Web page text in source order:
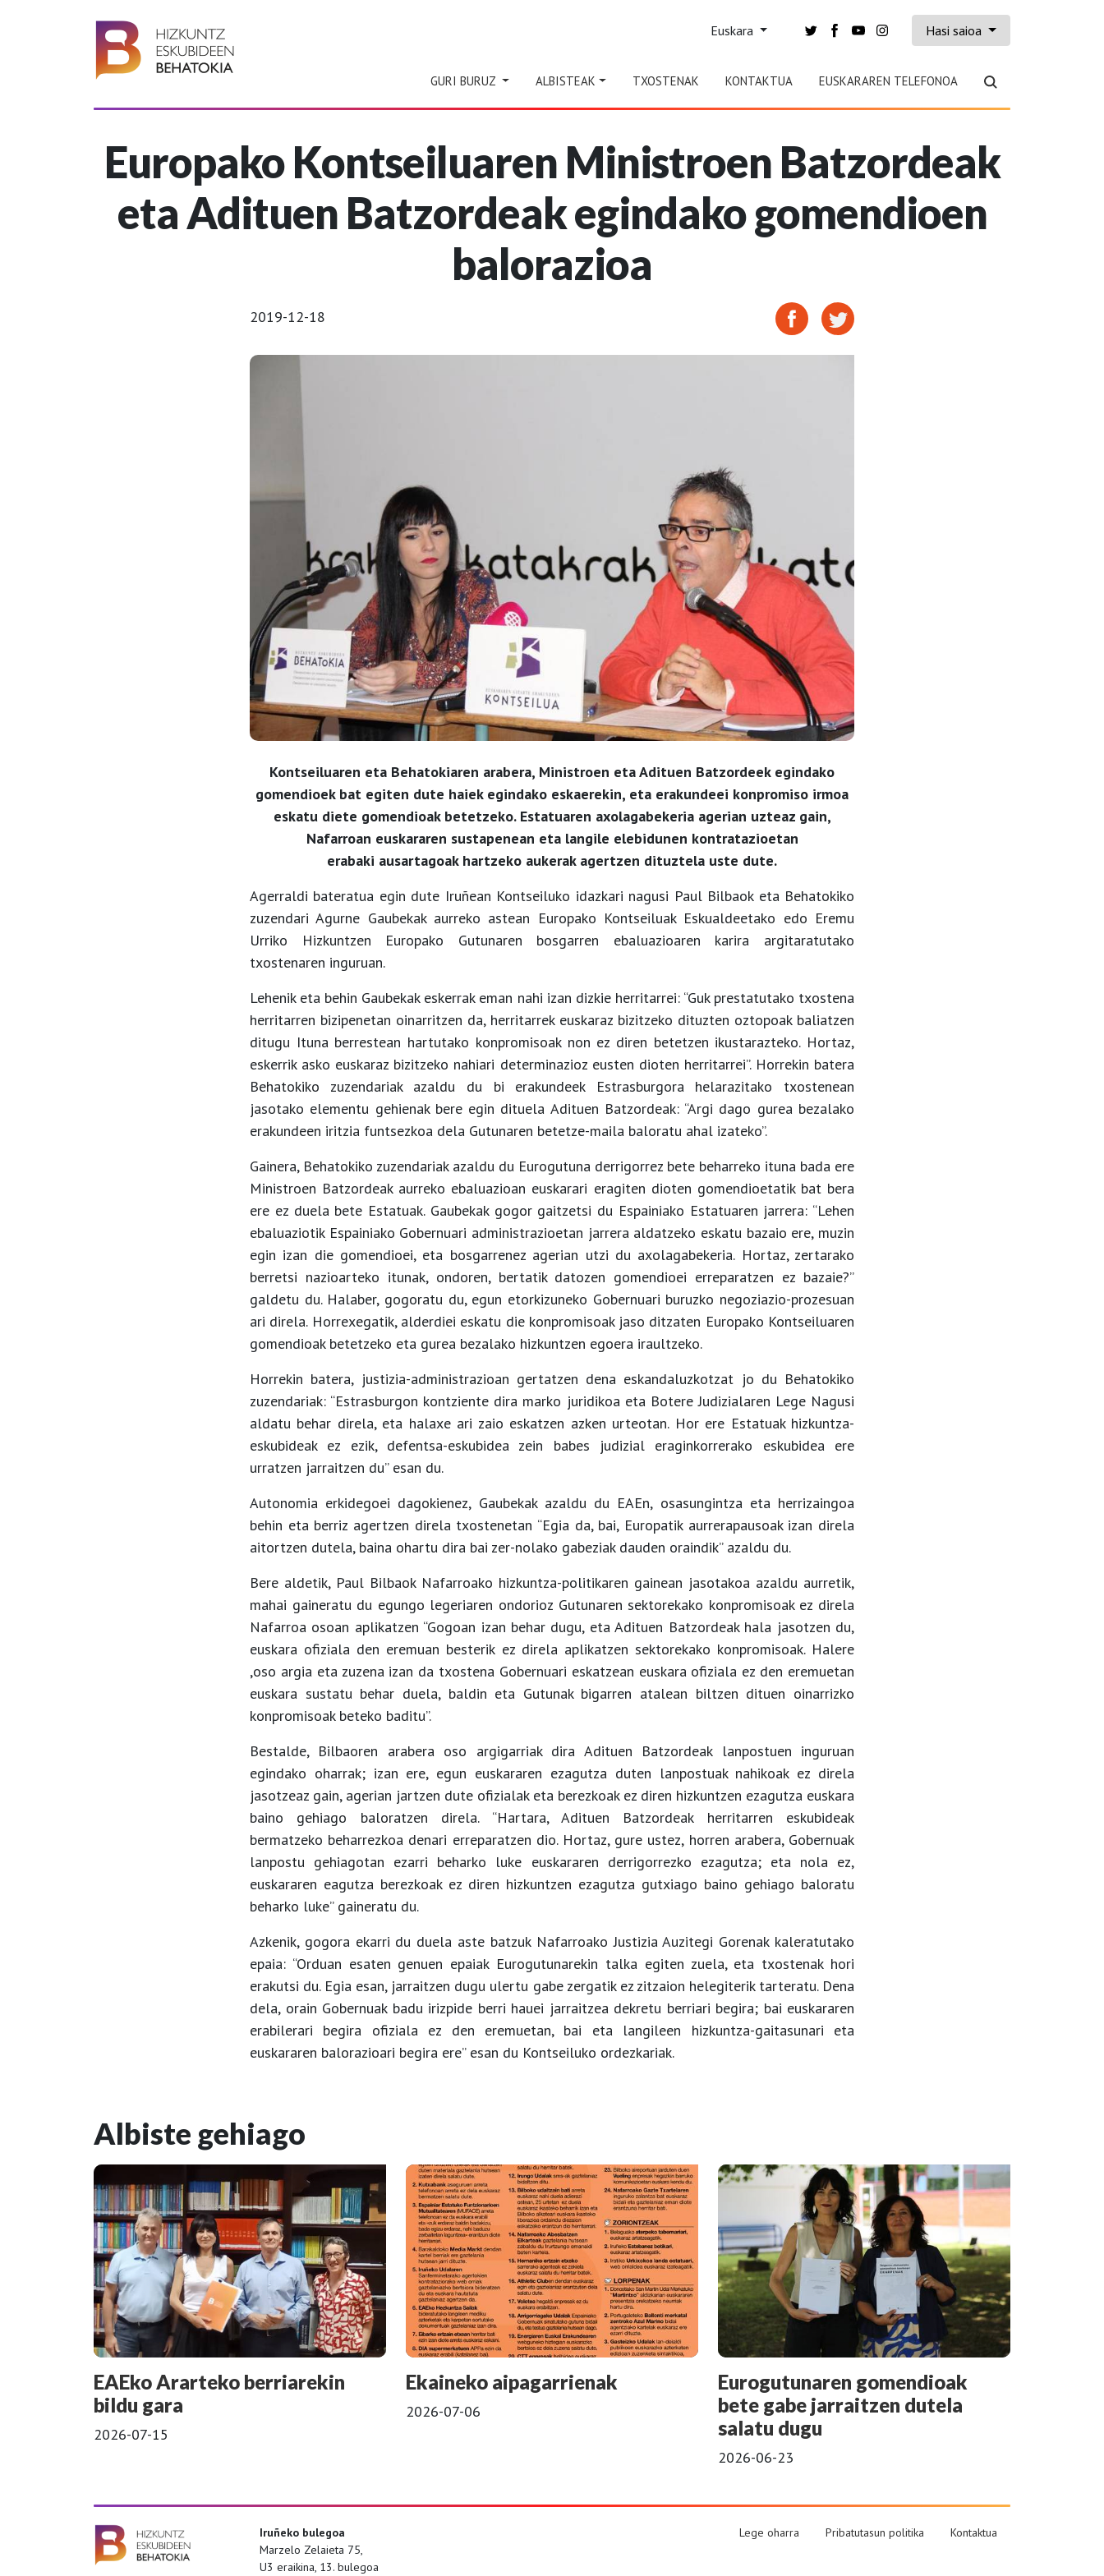
Euskara Hasi saioa
GURI BURUZ ALBISTEAK TXOSTENAK KONTAKTUA EUSKARAREN TELEFONOA
Europako Kontseiluaren Ministroen Batzordeak
eta Adituen Batzordeak egindako gomendioen
balorazioa
2019-12-18
Kontseiluaren eta Behatokiaren arabera, Ministroen eta Adituen Batzordeek egindako
gomendioek bat egiten dute haiek egindako eskaerekin, eta erakundeei konpromiso irmoa
eskatu diete gomendioak betetzeko. Estatuaren axolagabekeria agerian uzteaz gain,
Nafarroan euskararen sustapenean eta langile elebidunen kontratazioetan
erabaki ausartagoak hartzeko aukerak agertzen dituztela uste dute.
Agerraldi bateratua egin dute Iruñean Kontseiluko idazkari nagusi Paul Bilbaok eta Behatokiko
zuzendari Agurne Gaubekak aurreko astean Europako Kontseiluak Eskualdeetako edo Eremu
Urriko Hizkuntzen Europako Gutunaren bosgarren ebaluazioaren karira argitaratutako
txostenaren inguruan.
Lehenik eta behin Gaubekak eskerrak eman nahi izan dizkie herritarrei: “Guk prestatutako txostena
herritarren bizipenetan oinarritzen da, herritarrek euskaraz bizitzeko dituzten oztopoak baliatzen
ditugu Ituna berrestean hartutako konpromisoak non ez diren betetzen ikustarazteko. Hortaz,
eskerrik asko euskaraz bizitzeko nahiari determinazioz eusten dioten herritarrei”. Horrekin batera
Behatokiko zuzendariak azaldu du bi erakundeek Estrasburgora helarazitako txostenean
jasotako elementu gehienak bere egin dituela Adituen Batzordeak: “Argi dago gurea bezalako
erakundeen iritzia funtsezkoa dela Gutunaren betetze-maila baloratu ahal izateko”.
Gainera, Behatokiko zuzendariak azaldu du Eurogutuna derrigorrez bete beharreko ituna bada ere
Ministroen Batzordeak aurreko ebaluazioan euskarari eragiten dioten gomendioetatik bat bera
ere ez duela bete Estatuak. Gaubekak gogor gaitzetsi du Espainiako Estatuaren jarrera: “Lehen
ebaluaziotik Espainiako Gobernuari administrazioetan jarrera aldatzeko eskatu bazaio ere, muzin
egin izan die gomendioei, eta bosgarrenez agerian utzi du axolagabekeria. Hortaz, zertarako
berretsi nazioarteko itunak, ondoren, bertatik datozen gomendioei erreparatzen ez bazaie?”
galdetu du. Halaber, gogoratu du, egun etorkizuneko Gobernuari buruzko negoziazio-prozesuan
ari direla. Horrexegatik, alderdiei eskatu die konpromisoak jaso ditzaten Europako Kontseiluaren
gomendioak betetzeko eta gurea bezalako hizkuntzen egoera iraultzeko.
Horrekin batera, justizia-administrazioan gertatzen dena eskandaluzkotzat jo du Behatokiko
zuzendariak: “Estrasburgon kontziente dira marko juridikoa eta Botere Judizialaren Lege Nagusi
aldatu behar direla, eta halaxe ari zaio eskatzen azken urteotan. Hor ere Estatuak hizkuntza-
eskubideak ez ezik, defentsa-eskubidea zein babes judizial eraginkorrerako eskubidea ere
urratzen jarraitzen du” esan du.
Autonomia erkidegoei dagokienez, Gaubekak azaldu du EAEn, osasungintza eta herrizaingoa
behin eta berriz agertzen direla txostenetan “Egia da, bai, Europatik aurrerapausoak izan direla
aitortzen dutela, baina ohartu dira bai zer-nolako gabeziak dauden oraindik” azaldu du.
Bere aldetik, Paul Bilbaok Nafarroako hizkuntza-politikaren gainean jasotakoa azaldu aurretik,
mahai gaineratu du egungo legeriaren ondorioz Gutunaren sektorekako konpromisoak ez direla
Nafarroa osoan aplikatzen “Gogoan izan behar dugu, eta Adituen Batzordeak hala jasotzen du,
euskara ofiziala den eremuan besterik ez direla aplikatzen sektorekako konpromisoak. Halere
,oso argia eta zuzena izan da txostena Gobernuari eskatzean euskara ofiziala ez den eremuetan
euskara sustatu behar duela, baldin eta Gutunak bigarren atalean biltzen dituen oinarrizko
konpromisoak beteko baditu”.
Bestalde, Bilbaoren arabera oso argigarriak dira Adituen Batzordeak lanpostuen inguruan
egindako oharrak; izan ere, egun euskararen ezagutza duten lanpostuak nahikoak ez direla
jasotzeaz gain, agerian jartzen dute ofizialak eta berezkoak ez diren hizkuntzen ezagutza euskara
baino gehiago baloratzen direla. “Hartara, Adituen Batzordeak herritarren eskubideak
bermatzeko beharrezkoa denari erreparatzen dio. Hortaz, gure ustez, horren arabera, Gobernuak
lanpostu gehiagotan ezarri beharko luke euskararen derrigorrezko ezagutza; eta nola ez,
euskararen eagutza berezkoak ez diren hizkuntzen ezagutza gutxiago baino gehiago baloratu
beharko luke” gaineratu du.
Azkenik, gogora ekarri du duela aste batzuk Nafarroako Justizia Auzitegi Gorenak kaleratutako
epaia: “Orduan esaten genuen epaiak Eurogutunarekin talka egiten zuela, eta txostenak hori
erakutsi du. Egia esan, jarraitzen dugu ulertu gabe zergatik ez zitzaion helegiterik tarteratu. Dena
dela, orain Gobernuak badu irizpide berri hauei jarraitzea dekretu berriari begira; bai euskararen
erabilerari begira ofiziala ez den eremuetan, bai eta langileen hizkuntza-gaitasunari eta
euskararen balorazioari begira ere” esan du Kontseiluko ordezkariak.
Albiste gehiago
EAEko Ararteko berriarekin
bildu gara
2026-07-15
Ekaineko aipagarrienak
2026-07-06
Eurogutunaren gomendioak
bete gabe jarraitzen dutela
salatu dugu
2026-06-23
Iruñeko bulegoa
Marzelo Zelaieta 75,
U3 eraikina, 13. bulegoa
Lege oharra Pribatutasun politika Kontaktua